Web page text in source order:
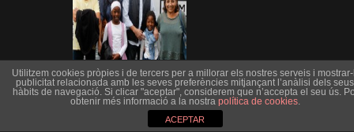
Utilitzem cookies pròpies i de tercers per a millorar els nostres serveis i
publicitat relacionada amb les seves preferències mitjançant l’anàlisi dels seus
hàbits de navegació. Si clicar "aceptar", considerem que n’accepta el seu ús.
obtenir més informació a la nostra política de cookies.
ACEPTAR